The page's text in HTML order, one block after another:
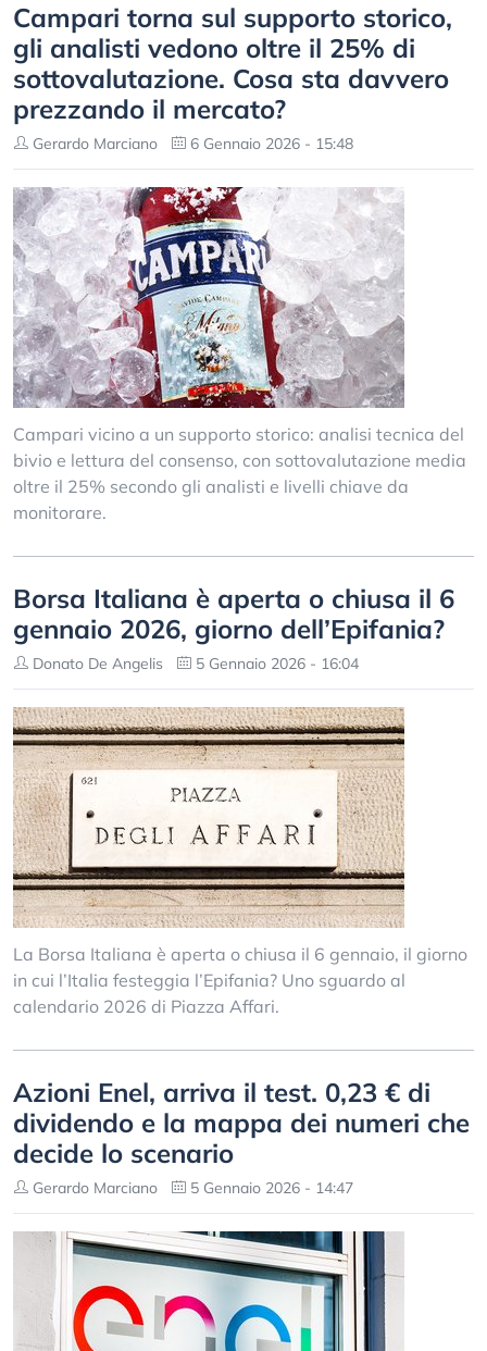
Campari torna sul supporto storico,
gli analisti vedono oltre il 25% di
sottovalutazione. Cosa sta davvero
prezzando il mercato?
Gerardo Marciano 6 Gennaio 2026 - 15:48
Campari vicino a un supporto storico: analisi tecnica del
bivio e lettura del consenso, con sottovalutazione media
oltre il 25% secondo gli analisti e livelli chiave da
monitorare.
Borsa Italiana è aperta o chiusa il 6
gennaio 2026, giorno dell’Epifania?
Donato De Angelis 5 Gennaio 2026 - 16:04
La Borsa Italiana è aperta o chiusa il 6 gennaio, il giorno
in cui l’Italia festeggia l’Epifania? Uno sguardo al
calendario 2026 di Piazza Affari.
Azioni Enel, arriva il test. 0,23 € di
dividendo e la mappa dei numeri che
decide lo scenario
Gerardo Marciano 5 Gennaio 2026 - 14:47